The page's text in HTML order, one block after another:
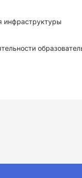
инфраструктуры